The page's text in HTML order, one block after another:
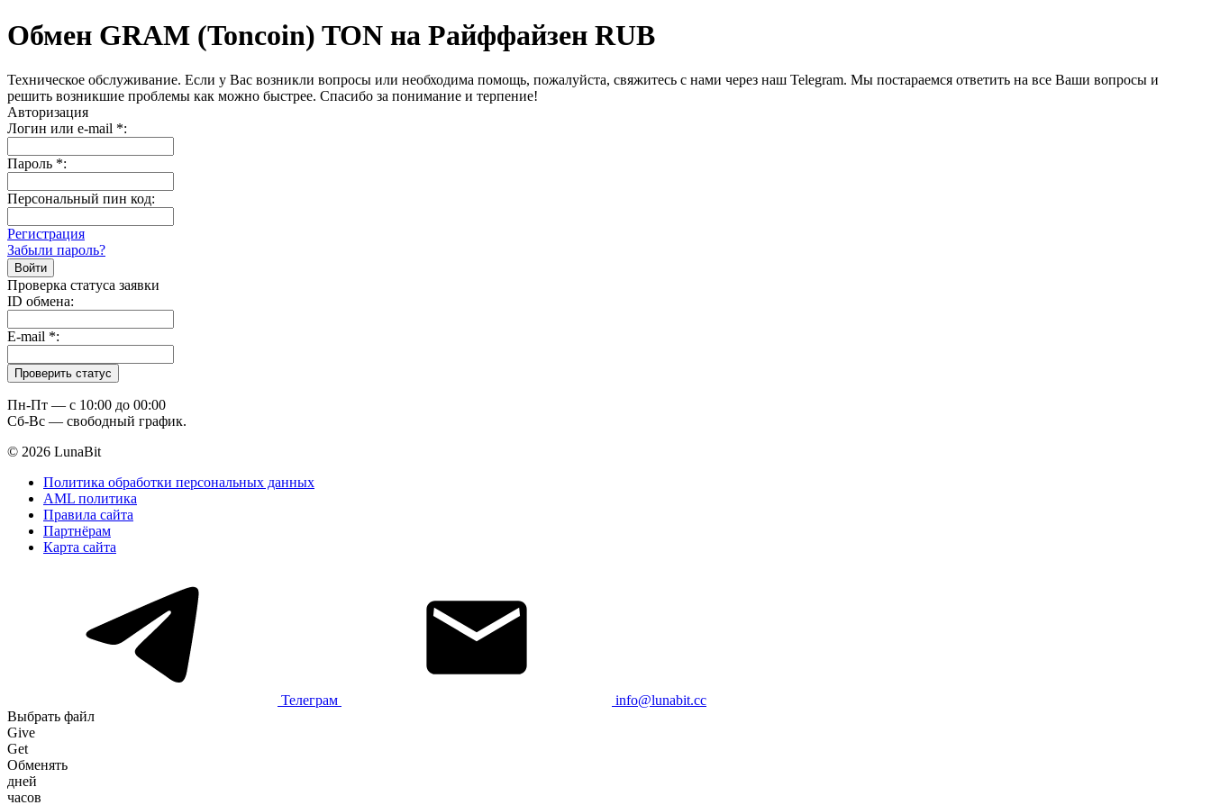
Обмен GRAM (Toncoin) TON на Райффайзен RUB
Техническое обслуживание. Если у Вас возникли вопросы или необходима помощь, пожалуйста, свяжитесь с нами через наш Telegram. Мы постараемся ответить на все Ваши вопросы и
решить возникшие проблемы как можно быстрее. Спасибо за понимание и терпение!
Авторизация
Логин или e-mail *:
Пароль *:
Персональный пин код:
Регистрация
Забыли пароль?
Проверка статуса заявки
ID обмена:
E-mail *:
Пн-Пт — c 10:00 до 00:00
Сб-Вс — свободный график.
© 2026 LunaBit
Политика обработки персональных данных
AML политика
Правила сайта
Партнёрам
Карта сайта
Телеграм
info@lunabit.cc
Выбрать файл
Give
Get
Обменять
дней
часов